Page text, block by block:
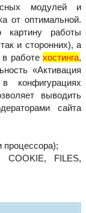
модулей и
от оптимальной.
картину работы
и сторонних), а
в работе хостинга,
«Активация
конфигурациях
выводить
сайта
процессора);
COOKIE, FILES,